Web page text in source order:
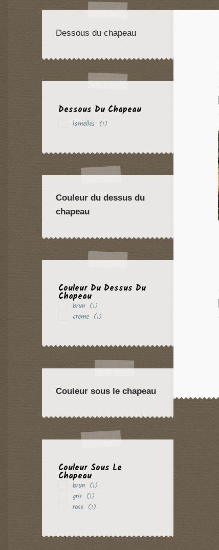
Dessous du chapeau
Dessous Du Chapeau
lamelles (1)
Couleur du dessus du
chapeau
Couleur Du Dessus Du
Chapeau
brun (1)
creme (1)
Couleur sous le chapeau
Couleur Sous Le
Chapeau
brun (1)
gris (1)
rose (1)